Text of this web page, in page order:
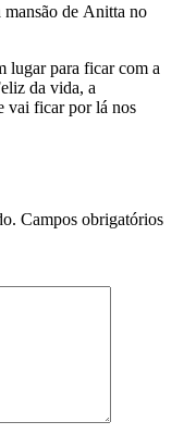
mansão de Anitta no
lugar para ficar com a
da vida, a
vai ficar por lá nos
Campos obrigatórios